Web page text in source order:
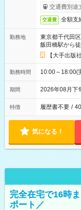
交通費別途
交通費 全額支
勤務地
東京都千代田区
飯田橋駅から
【大手出版
勤務時間 10:00～
期間 2026年08月
特徴 履歴書不要 /
気になる！
完全在宅で16時
ポート／